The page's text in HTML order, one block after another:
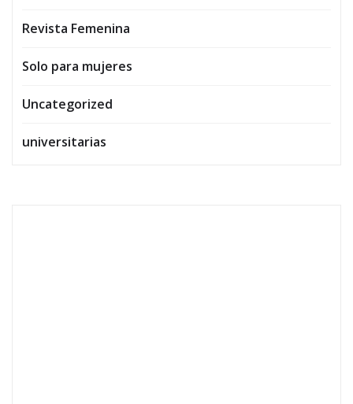
Revista Femenina
Solo para mujeres
Uncategorized
universitarias